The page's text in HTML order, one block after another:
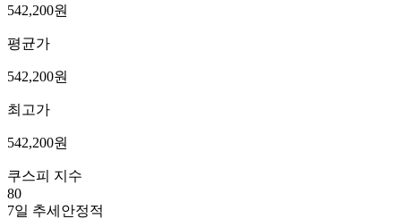
542,200원
평균가
542,200원
최고가
542,200원
쿠스피 지수
80
7일 추세 안정적